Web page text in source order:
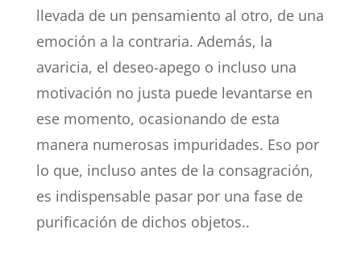
llevada de un pensamiento al otro, de una
emoción a la contraria. Además, la
avaricia, el deseo-apego o incluso una
motivación no justa puede levantarse en
ese momento, ocasionando de esta
manera numerosas impuridades. Eso por
lo que, incluso antes de la consagración,
es indispensable pasar por una fase de
purificación de dichos objetos..